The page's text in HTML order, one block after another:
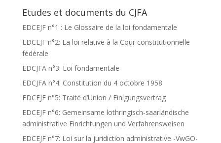
Etudes et documents du CJFA
EDCEJF n°1 : Le Glossaire de la loi fondamentale
EDCEJF n°2: La loi relative à la Cour constitutionnelle
fédérale
EDCJFA n°3: Loi fondamentale
EDCJFA n°4: Constitution du 4 octobre 1958
EDCEJF n°5: Traité d’Union / Einigungsvertrag
EDCEJF n°6: Gemeinsame lothringisch-saarländische
administrative Einrichtungen und Verfahrensweisen
EDCEJF n°7: Loi sur la juridiction administrative -VwGO-